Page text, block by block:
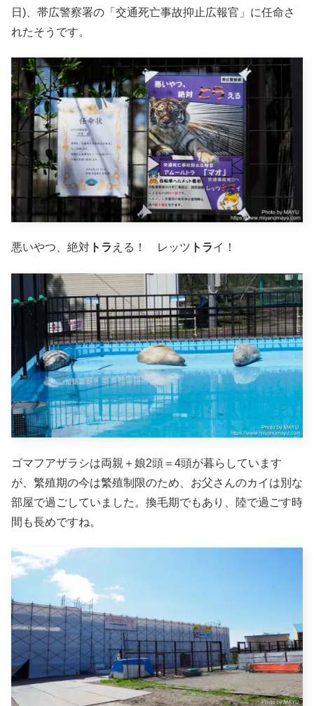
日)、帯広警察署の「交通死亡事故抑止広報官」に任命さ
れたそうです。
悪いやつ、絶対 トラ える！ レッツ トライ！
ゴマフアザラシは両親＋娘2頭＝4頭が暮らしています
が、繁殖期の今は繁殖制限のため、お父さんのカイは別な
部屋で過ごしていました。換毛期でもあり、陸で過ごす時
間も長めですね。